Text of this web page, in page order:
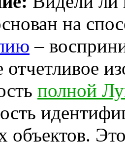
на
–
отчетливое
полной
объектов.